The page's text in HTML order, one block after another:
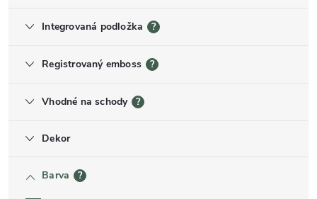
Integrovaná podložka ?
Registrovaný emboss ?
Vhodné na schody ?
Dekor
Barva ?